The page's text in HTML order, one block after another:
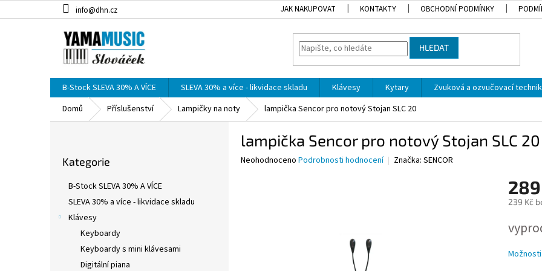
na
info@dhn.cz JAK NAKUPOVAT KONTAKTY OBCHODNÍ PODMÍNKY
HLEDAT
B-Stock SLEVA 30% A VÍCE SLEVA 30% a více - likvidace skladu Klávesy Kytary Zvuková a ozvučovací
Domů
Příslušenství Lampičky na noty lampička Sencor pro notový Stojan SLC 20
kategorie
Kategorie
B-Stock SLEVA 30% A VÍCE
SLEVA 30% a více - likvidace skladu
Klávesy
Keyboardy
Keyboardy s mini klávesami
Digitální piana
lampička Sencor pro notový Stojan SLC 20
Průměrné
Neohodnoceno Podrobnosti hodnocení Značka: SENCOR
239 Kč
cena: